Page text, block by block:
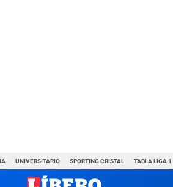
UNIVERSITARIO SPORTING CRISTAL TABLA LIGA 1